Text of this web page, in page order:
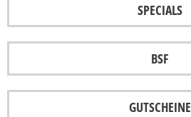
SPECIALS
BSF
GUTSCHEINE